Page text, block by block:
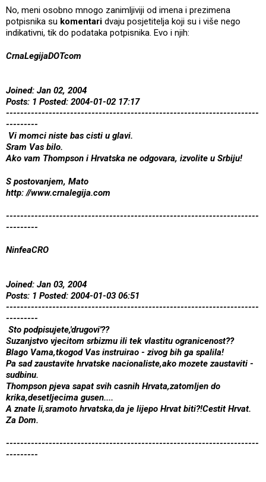
No, meni osobno mnogo zanimljiviji od imena i prezimena
potpisnika su komentari dvaju posjetitelja koji su i više nego
indikativni, tik do podataka potpisnika. Evo i njih:
CrnaLegijaDOTcom
Joined: Jan 02, 2004
Posts: 1 Posted: 2004-01-02 17:17
-----------------------------------------------------------------------
---------
Vi momci niste bas cisti u glavi.
Sram Vas bilo.
Ako vam Thompson i Hrvatska ne odgovara, izvolite u Srbiju!
S postovanjem, Mato
http: //www.crnalegija.com
-----------------------------------------------------------------------
---------
NinfeaCRO
Joined: Jan 03, 2004
Posts: 1 Posted: 2004-01-03 06:51
-----------------------------------------------------------------------
---------
Sto podpisujete,'drugovi'??
Suzanjstvo vjecitom srbizmu ili tek vlastitu ogranicenost??
Blago Vama,tkogod Vas instruirao - zivog bih ga spalila!
Pa sad zaustavite hrvatske nacionaliste,ako mozete zaustaviti -
sudbinu.
Thompson pjeva sapat svih casnih Hrvata,zatomljen do
krika,desetljecima gusen....
A znate li,sramoto hrvatska,da je lijepo Hrvat biti?!Cestit Hrvat.
Za Dom.
-----------------------------------------------------------------------
---------